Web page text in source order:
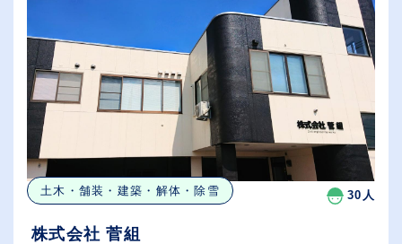
休日数が多い順
土木・舗装・建築・解体・除雪 30人
株式会社 菅組